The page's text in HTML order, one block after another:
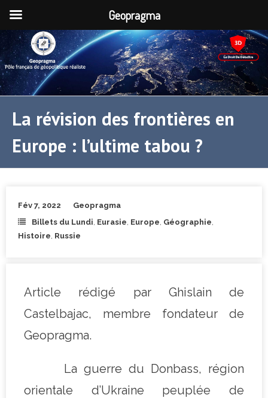
La révision des frontières en
Europe : l’ultime tabou ?
Fév 7, 2022
Geopragma
Billets du Lundi Eurasie Europe Géographie
Histoire Russie
Article rédigé par Ghislain de
Castelbajac, membre fondateur de
Geopragma.
La guerre du Donbass, région
orientale d’Ukraine peuplée de
Geopragma